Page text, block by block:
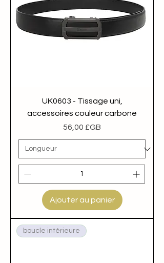
UK0603 - Tissage uni,
accessoires couleur carbone
Prix
56,00 £GB
Ajouter au panier
boucle intérieure